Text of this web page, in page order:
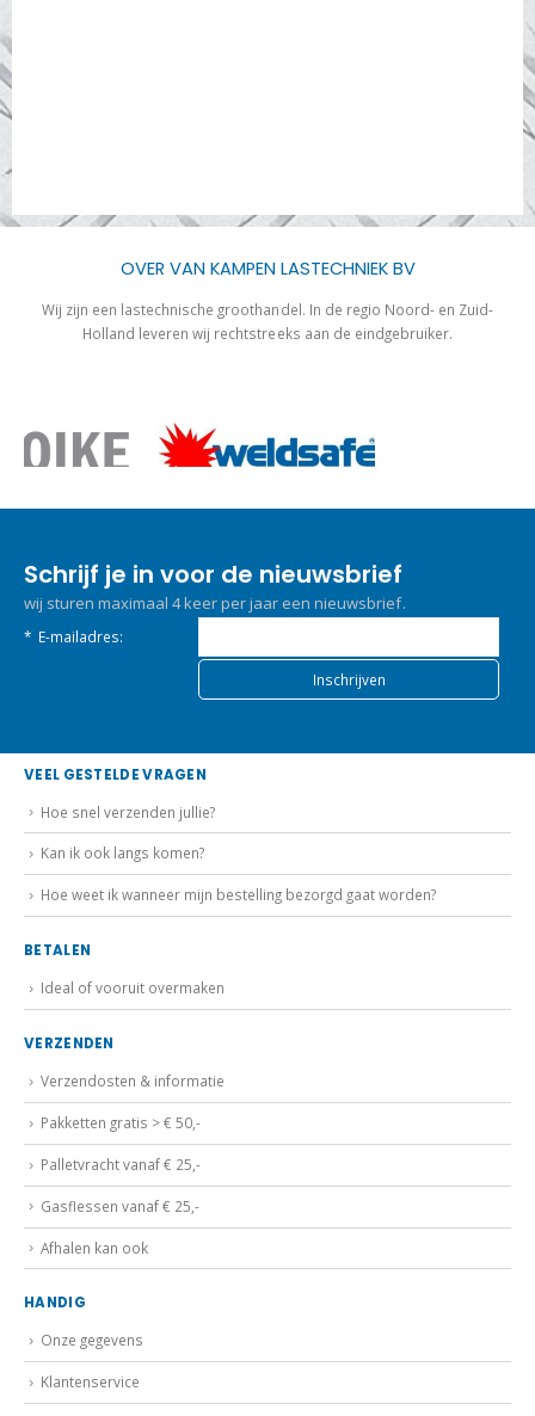
st
OVER VAN KAMPEN LASTECHNIEK BV
Wij zijn een lastechnische groothandel. In de regio Noord- en Zuid-
Holland leveren wij rechtstreeks aan de eindgebruiker.
Schrijf je in voor de nieuwsbrief
wij sturen maximaal 4 keer per jaar een nieuwsbrief.
* E-mailadres:
VEEL GESTELDE VRAGEN
Hoe snel verzenden jullie?
Kan ik ook langs komen?
Hoe weet ik wanneer mijn bestelling bezorgd gaat worden?
BETALEN
Ideal of vooruit overmaken
VERZENDEN
Verzendosten & informatie
Pakketten gratis > € 50,-
Palletvracht vanaf € 25,-
Gasflessen vanaf € 25,-
Afhalen kan ook
HANDIG
Onze gegevens
Klantenservice